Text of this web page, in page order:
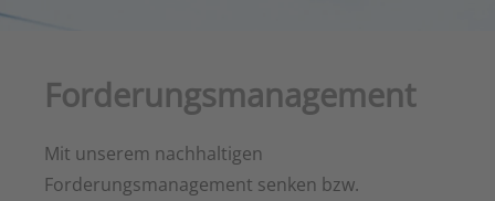
Forderungsmanagement
Mit unserem nachhaltigen
Forderungsmanagement senken bzw.